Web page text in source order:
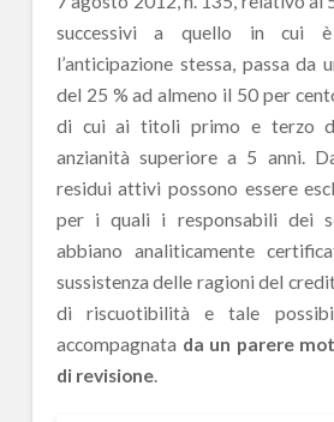
successivi a quello in cui è
l’anticipazione stessa, passa da
del 25 % ad almeno il 50 per
di cui ai titoli primo e terzo
anzianità superiore a 5 anni.
residui attivi possono essere
per i quali i responsabili dei
abbiano analiticamente
sussistenza delle ragioni del
di riscuotibilità e tale
accompagnata da un parere
di revisione.